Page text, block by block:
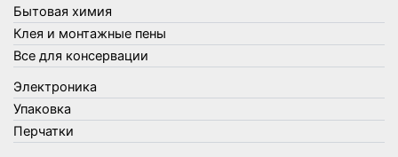
Хозяйственные товары
Швабры, стекломои, черенки и насадки
Шнуры, веревки и шпагаты
Электроника
Элементы питания
Бытовая химия
Клея и монтажные пены
Все для консервации
Электроника
Упаковка
Перчатки